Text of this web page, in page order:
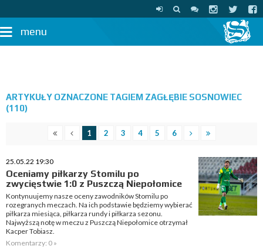
menu
ARTYKUŁY OZNACZONE TAGIEM ZAGŁĘBIE SOSNOWIEC
(110)
1 2 3 4 5 6
25.05.22 19:30
Oceniamy piłkarzy Stomilu po
zwycięstwie 1:0 z Puszczą Niepołomice
Kontynuujemy nasze oceny zawodników Stomilu po
rozegranych meczach. Na ich podstawie będziemy wybierać
piłkarza miesiąca, piłkarza rundy i piłkarza sezonu.
Najwyższą notę w meczu z Puszczą Niepołomice otrzymał
Kacper Tobiasz.
Komentarzy: 0 »